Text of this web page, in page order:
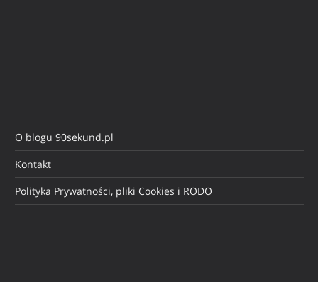
O blogu 90sekund.pl
Kontakt
Polityka Prywatności, pliki Cookies i RODO